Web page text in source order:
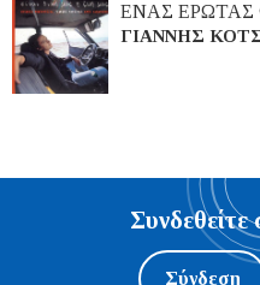
ΕΝΑΣ
ΓΙΑΝΝΗΣ
Σύνδεση